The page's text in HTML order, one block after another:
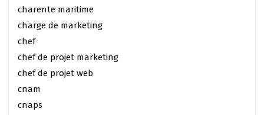
charente maritime
charge de marketing
chef
chef de projet marketing
chef de projet web
cnam
cnaps